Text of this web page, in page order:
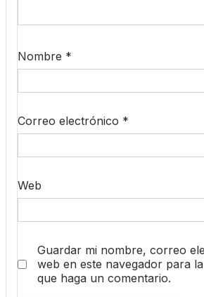
Nombre *
Correo electrónico *
Web
Guardar mi nombre, correo
web en este navegador para
que haga un comentario.